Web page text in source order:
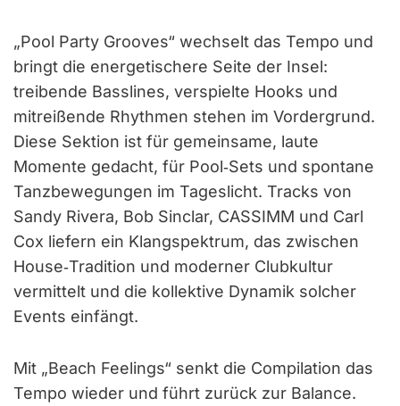
„Pool Party Grooves“ wechselt das Tempo und
bringt die energetischere Seite der Insel:
treibende Basslines, verspielte Hooks und
mitreißende Rhythmen stehen im Vordergrund.
Diese Sektion ist für gemeinsame, laute
Momente gedacht, für Pool‑Sets und spontane
Tanzbewegungen im Tageslicht. Tracks von
Sandy Rivera, Bob Sinclar, CASSIMM und Carl
Cox liefern ein Klangspektrum, das zwischen
House‑Tradition und moderner Clubkultur
vermittelt und die kollektive Dynamik solcher
Events einfängt.
Mit „Beach Feelings“ senkt die Compilation das
Tempo wieder und führt zurück zur Balance.